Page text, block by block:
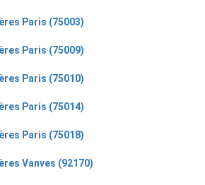
Paris (75003)
Paris (75009)
Paris (75010)
Paris (75014)
Paris (75018)
Vanves (92170)